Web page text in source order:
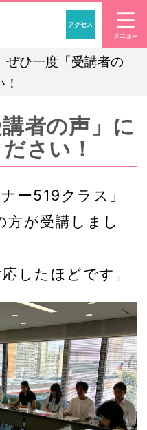
アナウンサー・マ
アクセス
ぜひ一度「受講者の
者の声」に
さい！
ー519クラス」
方が受講しまし
したほどです。